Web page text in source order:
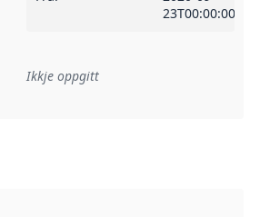
23T00:00:00Z
Referanse til ei implementeringsregel eller
Ikkje oppgitt